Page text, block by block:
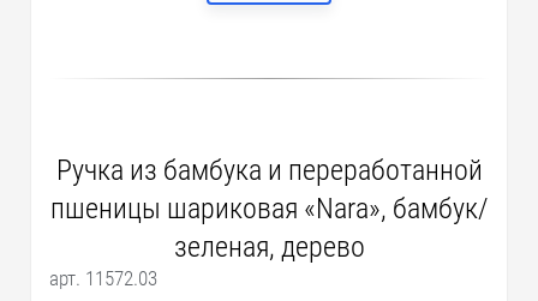
Ручка из бамбука и переработанной
пшеницы шариковая «Nara», бамбук/
зеленая, дерево
арт. 11572.03